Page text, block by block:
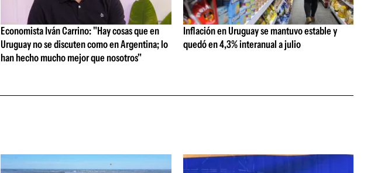
Economista Iván Carrino: "Hay cosas que en
Uruguay no se discuten como en Argentina; lo
han hecho mucho mejor que nosotros"
Inflación en Uruguay se mantuvo estable y
quedó en 4,3% interanual a julio